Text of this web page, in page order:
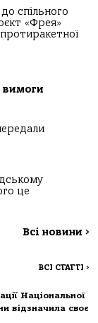
спільного
«Фрея»
вимоги
це
Всі новини >
ВСІ СТАТТІ >
Національної
відзначила своє